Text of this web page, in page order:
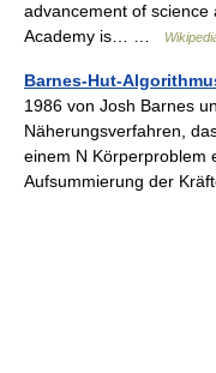
advancement of
Academy is… …
Barnes-Hut-
1986 von Josh Barnes
Näherungsverfahren,
einem N Körperproblem
Aufsummierung der